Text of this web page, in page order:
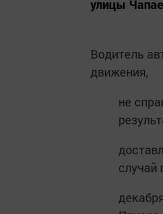
улицы
Водитель
движения,
не
случай